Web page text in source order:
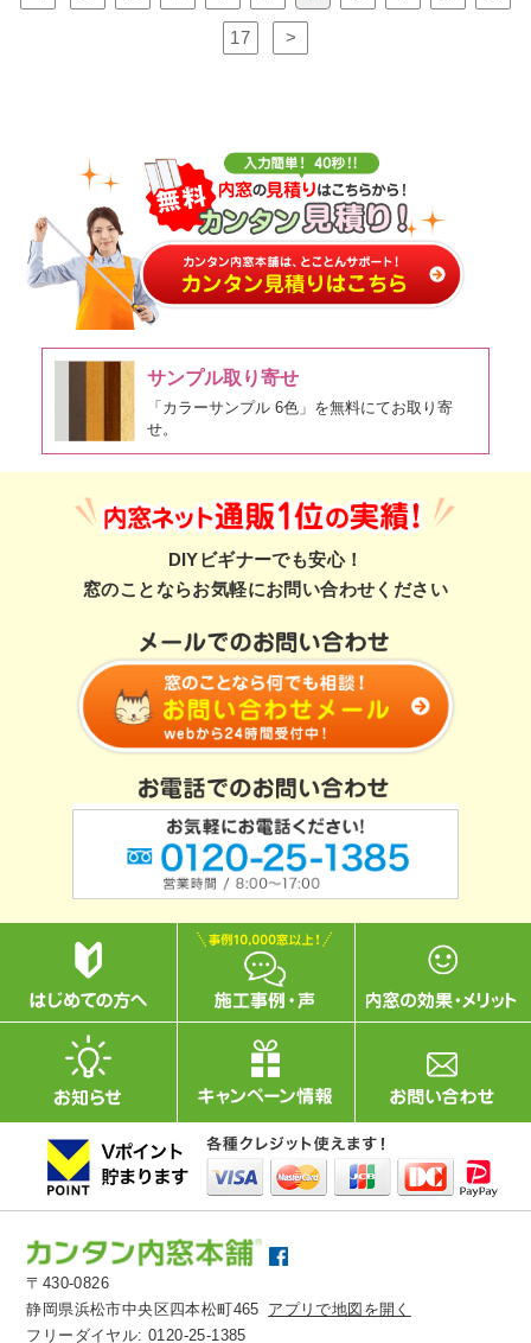
17 >
サンプル取り寄せ
「カラーサンプル 6色」を無料にてお取り寄
せ。
DIYビギナーでも安心！
窓のことならお気軽にお問い合わせください
〒430-0826
静岡県浜松市中央区四本松町465 アプリで地図を開く
フリーダイヤル:0120-25-1385